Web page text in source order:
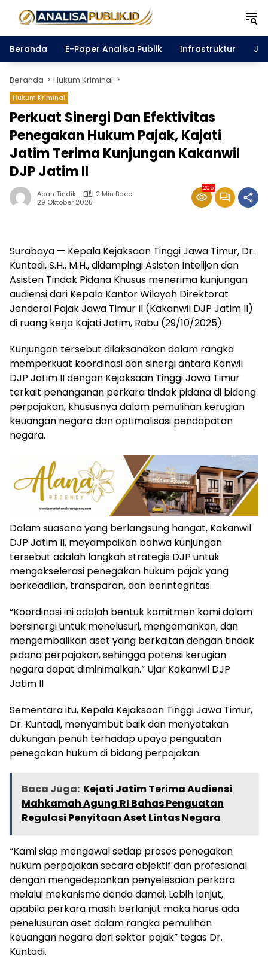
Beranda
E-Paper Analisa Publik Infrastruktur
Beranda Hukum Kriminal
Hukum Kriminal
Perkuat Sinergi Dan Efektivitas
Penegakan Hukum Pajak, Kajati
Jatim Terima Kunjungan Kakanwil
DJP Jatim II
Abah Tindik
2 Min Baca
29 Oktober 2025
205
Surabaya — Kepala Kejaksaan Tinggi Jawa Timur, Dr.
Kuntadi, S.H., M.H., didampingi Asisten Intelijen dan
Asisten Tindak Pidana Khusus menerima kunjungan
audiensi dari Kepala Kantor Wilayah Direktorat
Jenderal Pajak Jawa Timur II (Kakanwil DJP Jatim II)
di ruang kerja Kajati Jatim, Rabu (29/10/2025).
Kunjungan tersebut dilaksanakan dalam rangka
memperkuat koordinasi dan sinergi antara Kanwil
DJP Jatim II dengan Kejaksaan Tinggi Jawa Timur
terkait penanganan perkara tindak pidana di bidang
perpajakan, khususnya dalam pemulihan kerugian
keuangan negara dan optimalisasi pendapatan
negara.
Dalam suasana yang berlangsung hangat, Kakanwil
DJP Jatim II, meyampaikan bahwa kunjungan
tersebut adalah langkah strategis DJP untuk
mengakselerasi penegakan hukum pajak yang
berkeadilan, transparan, dan berintegritas.
“Koordinasi ini adalah bentuk komitmen kami dalam
bersinergi untuk menelusuri, mengamankan, dan
mengembalikan aset yang berkaitan dengan tindak
pidana perpajakan, sehingga potensi kerugian
negara dapat diminimalkan.” Ujar Kakanwil DJP
Jatim II
Sementara itu, Kepala Kejaksaan Tinggi Jawa Timur,
Dr. Kuntadi, menyambut baik dan menyatakan
dukungan penuh terhadap upaya penguatan
penegakan hukum di bidang perpajakan.
Baca Juga: Kejati Jatim Terima Audiensi
Mahkamah Agung RI Bahas Penguatan
Regulasi Penyitaan Aset Lintas Negara
“Kami siap mengawal setiap proses penegakan
hukum perpajakan secara objektif dan profesional
dengan mengedepankan penyelesaian perkara
melalui mekanisme denda damai. Lebih lanjut,
apabila perkara masih berlanjut maka harus ada
penelusuran aset dalam rangka pemulihan
keuangan negara dari sektor pajak” tegas Dr.
Kuntadi.